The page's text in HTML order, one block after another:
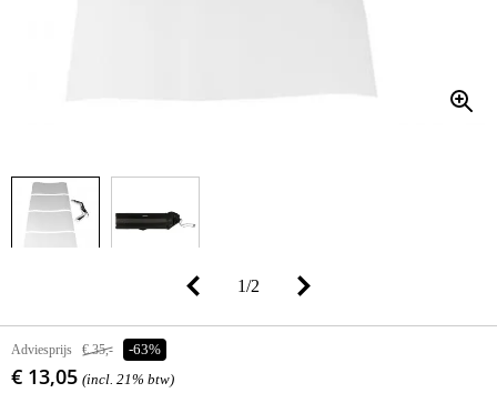
1/2
Adviesprijs € 35,- -63%
€ 13,05 (incl. 21% btw)